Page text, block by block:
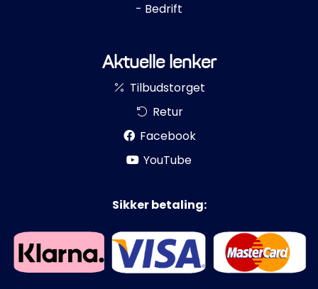
- Bedrift
Aktuelle lenker
Tilbudstorget
Retur
Facebook
YouTube
Sikker betaling: